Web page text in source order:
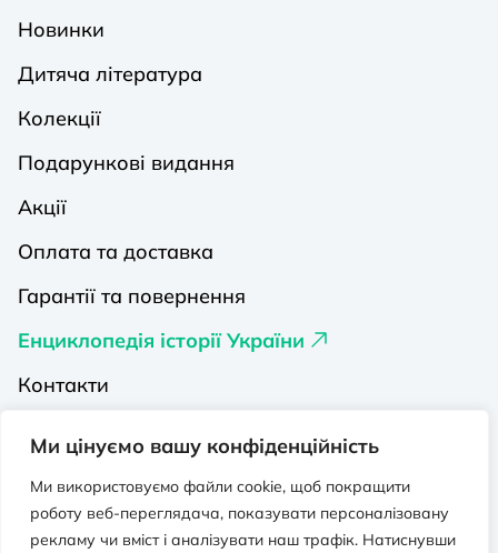
Ми цінуємо вашу конфіденційність
Ми використовуємо файли cookie, щоб покращити
роботу веб-переглядача, показувати персоналізовану
рекламу чи вміст і аналізувати наш трафік. Натиснувши
Новинки
Дитяча література
Колекції
Подарункові видання
Акції
Оплата та доставка
Гарантії та повернення
Енциклопедія історії України
Контакти
Видавництва на Порталі
Політика конфіденційності